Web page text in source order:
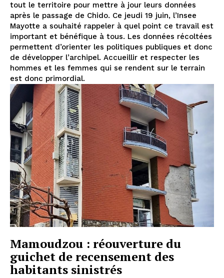
tout le territoire pour mettre à jour leurs données
après le passage de Chido. Ce jeudi 19 juin, l’Insee
Mayotte a souhaité rappeler à quel point ce travail est
important et bénéfique à tous. Les données récoltées
permettent d’orienter les politiques publiques et donc
de développer l’archipel. Accueillir et respecter les
hommes et les femmes qui se rendent sur le terrain
est donc primordial.
Mamoudzou : réouverture du
guichet de recensement des
habitants sinistrés